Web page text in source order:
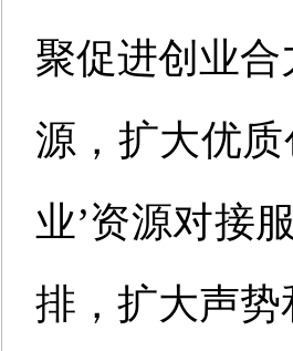
聚促进创业
源，扩大优
业’资源对接
排，扩大声